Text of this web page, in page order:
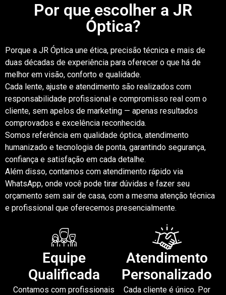
Por que escolher a JR
Óptica?
Porque a JR Óptica une ética, precisão técnica e mais de
duas décadas de experiência para oferecer o que há de
melhor em visão, conforto e qualidade.
Cada lente, ajuste e atendimento são realizados com
responsabilidade profissional e compromisso real com o
cliente, sem apelos de marketing — apenas resultados
comprovados e excelência reconhecida.
Somos referência em qualidade óptica, atendimento
humanizado e tecnologia de ponta, garantindo segurança,
confiança e satisfação em cada detalhe.
Além disso, contamos com atendimento rápido via
WhatsApp, onde você pode tirar dúvidas e fazer seu
orçamento sem sair de casa, com a mesma atenção técnica
e profissional que oferecemos presencialmente.
Equipe
Qualificada
Contamos com profissionais
Atendimento
Personalizado
Cada cliente é único. Por